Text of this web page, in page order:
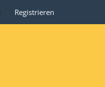
Registrieren